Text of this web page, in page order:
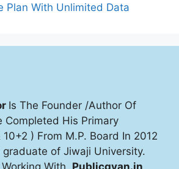
Plan With Unlimited Data
Is The Founder /Author Of
Completed His Primary
) From M.P. Board In 2012
graduate of Jiwaji University.
With Publicgyan.in